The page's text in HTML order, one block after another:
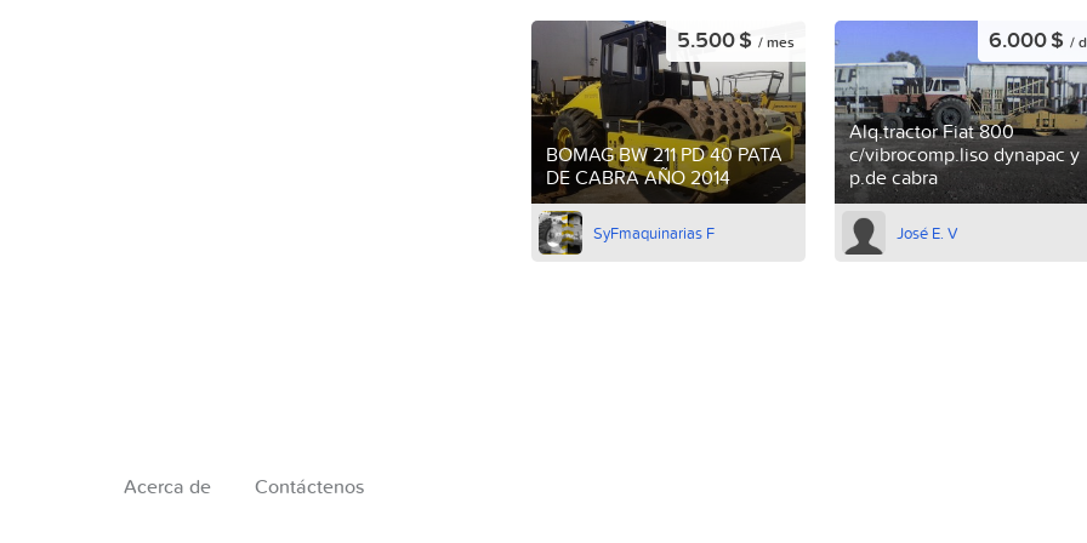
BOMAG BW 211 PD 40 PATA
DE CABRA AÑO 2014
5.500 $ / mes
SyFmaquinarias F
Alq.tractor Fiat 800
c/vibrocomp.liso dynapac y
p.de cabra
6.000 $ /
José E. V
Acerca de Contáctenos